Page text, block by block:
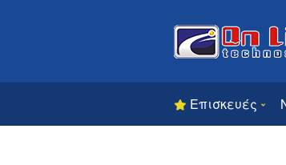
Επισκευές